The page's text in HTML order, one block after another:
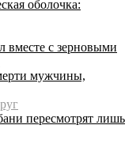
оболочка:
вместе с зерновыми
мужчины,
пересмотрят лишь